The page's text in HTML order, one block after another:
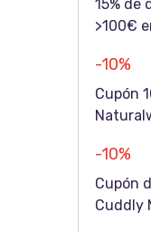
15% de
>100€
-10%
Cupón
-10%
Cupón
Cuddly